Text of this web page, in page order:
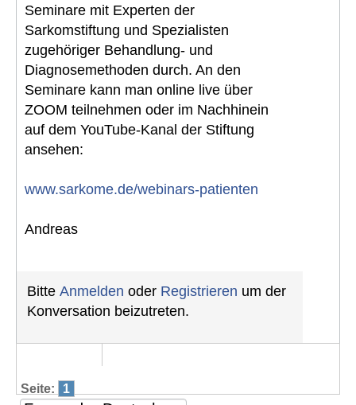
Seminare mit Experten der
Sarkomstiftung und Spezialisten
zugehöriger Behandlung- und
Diagnosemethoden durch. An den
Seminare kann man online live über
ZOOM teilnehmen oder im Nachhinein
auf dem YouTube-Kanal der Stiftung
ansehen:
www.sarkome.de/webinars-patienten
Andreas
Bitte Anmelden oder Registrieren um der
Konversation beizutreten.
Seite: 1